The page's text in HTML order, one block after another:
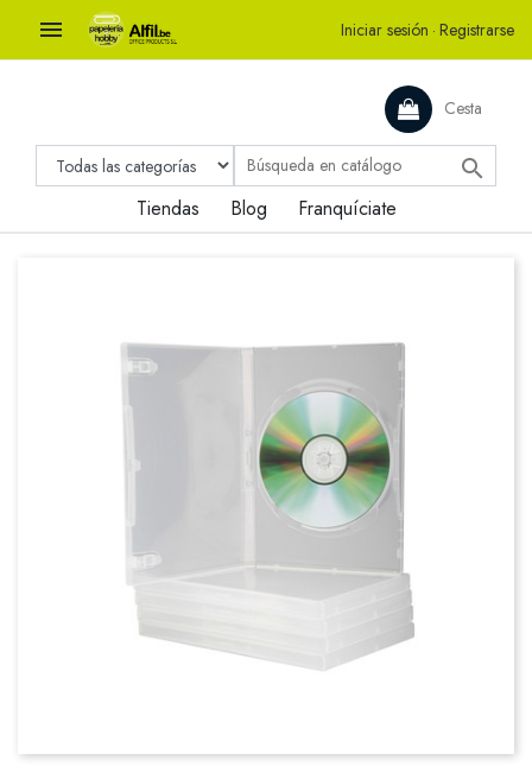
 Iniciar sesión · Registrarse
Cesta

Tiendas Blog Franquíciate